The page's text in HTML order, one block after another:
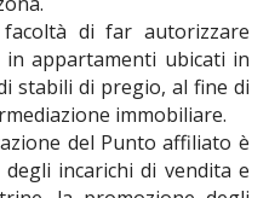
di far autorizzare
in appartamenti ubicati in
stabili di pregio, al fine di
immobiliare.
del Punto affiliato è
incarichi di vendita e